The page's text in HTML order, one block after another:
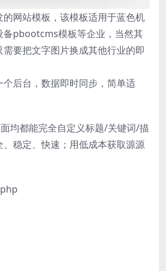
网站模板，该模板适用于蓝色机
备pbootcms模板等企业，当然其
要把文字图片换成其他行业的即
个后台，数据即时同步，简单适
均都能完全自定义标题/关键词/描
稳定、快速；用低成本获取源源